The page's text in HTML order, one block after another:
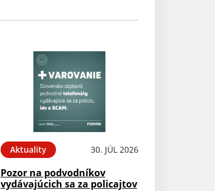
Aktuality 30. JÚL 2026
Pozor na podvodníkov
vydávajúcich sa za policajtov